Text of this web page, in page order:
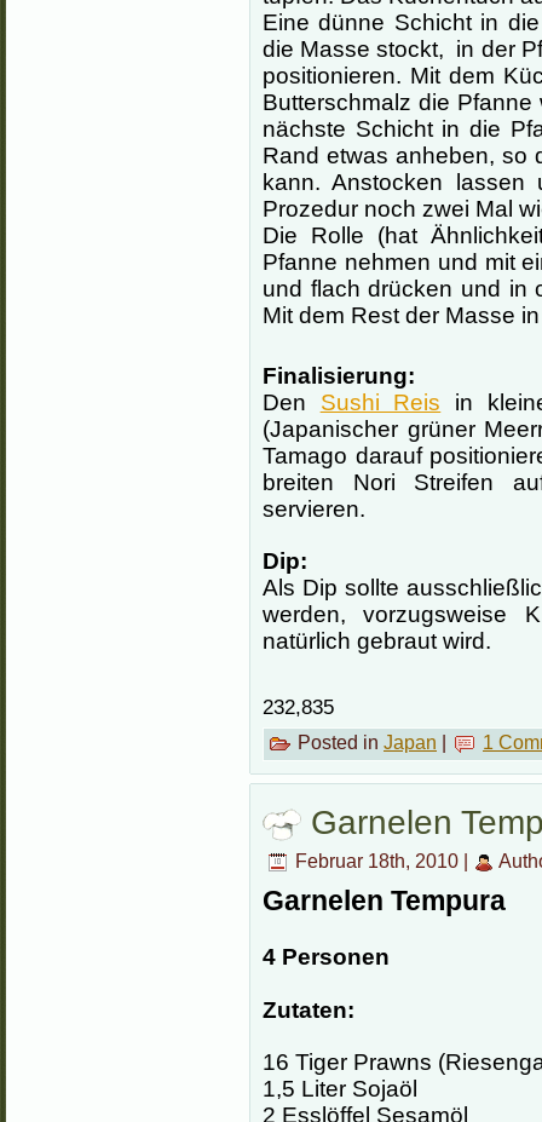
Eine dünne Schicht in
die Masse stockt, in der
positionieren. Mit dem
Butterschmalz die
nächste Schicht in die
Rand etwas anheben, so
kann. Anstocken lassen
Prozedur noch zwei Mal
Die Rolle (hat
Pfanne nehmen und mit
und flach drücken und in
Mit dem Rest der Masse
Finalisierung:
Den Sushi Reis in
(Japanischer grüner
Tamago darauf
breiten Nori Streifen
servieren.
Dip:
Als Dip sollte
werden, vorzugsweise
natürlich gebraut wird.
232,835
Posted in Japan 1
Garnelen
Februar 18th, 2010 |
Garnelen Tempura
4 Personen
Zutaten:
16 Tiger Prawns
1,5 Liter Sojaöl
2 Esslöffel Sesamöl